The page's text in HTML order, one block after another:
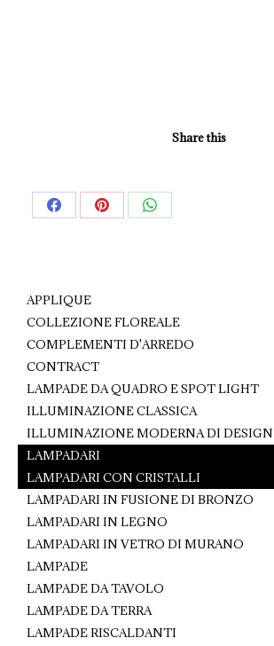
Share this
Share Share Share
APPLIQUE
COLLEZIONE FLOREALE
COMPLEMENTI D'ARREDO
CONTRACT
LAMPADE DA QUADRO E SPOT LIGHT
ILLUMINAZIONE CLASSICA
ILLUMINAZIONE MODERNA DI DESIGN
LAMPADARI
LAMPADARI CON CRISTALLI
LAMPADARI IN FUSIONE DI BRONZO
LAMPADARI IN LEGNO
LAMPADARI IN VETRO DI MURANO
LAMPADE
LAMPADE DA TAVOLO
LAMPADE DA TERRA
LAMPADE RISCALDANTI